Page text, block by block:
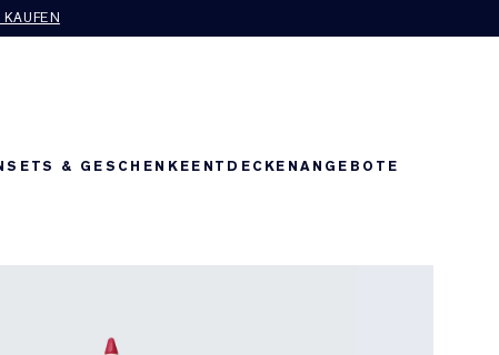
SETS & GESCHENKEENTDECKENANGEBOTE